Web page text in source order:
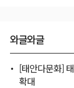
와글와글
[태안다문화]
확대